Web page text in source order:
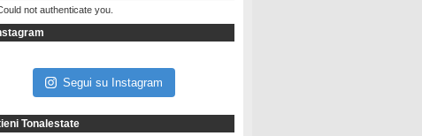
not authenticate you.
Segui su Instagram
Tonalestate